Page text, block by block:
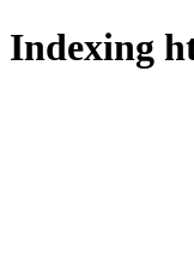
Indexing